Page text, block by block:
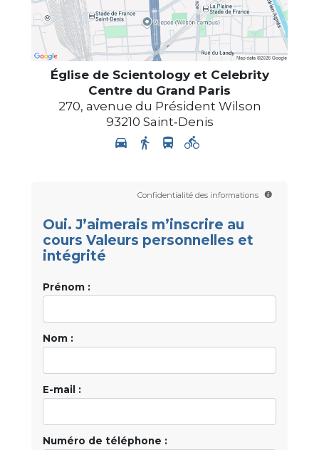
Église de Scientology et Celebrity
Centre du Grand Paris
270, avenue du Président Wilson
93210 Saint‑Denis
Confidentialité des informations
Oui. J’aimerais m’inscrire au
cours Valeurs personnelles et
intégrité
Prénom :
Nom :
E-mail :
Numéro de téléphone :